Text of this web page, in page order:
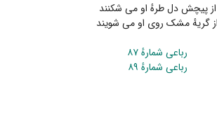
از پیچش دل طرهٔ او می شکنند
از گریهٔ مشک روی او می شویند
رباعی شمارهٔ ۸۷
رباعی شمارهٔ ۸۹